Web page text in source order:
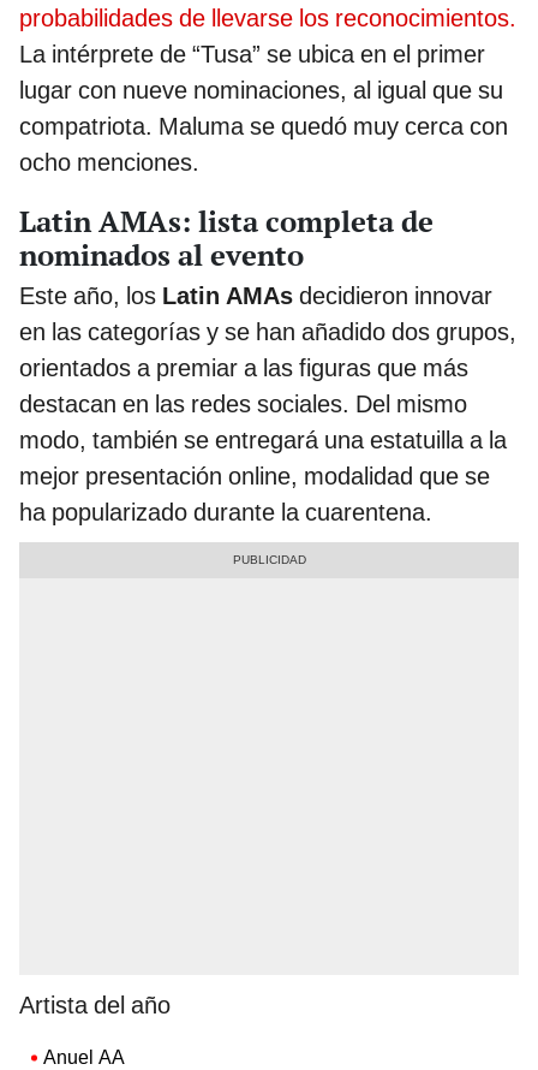
probabilidades de llevarse los reconocimientos.
La intérprete de “Tusa” se ubica en el primer
lugar con nueve nominaciones, al igual que su
compatriota. Maluma se quedó muy cerca con
ocho menciones.
Latin AMAs: lista completa de
nominados al evento
Este año, los Latin AMAs decidieron innovar
en las categorías y se han añadido dos grupos,
orientados a premiar a las figuras que más
destacan en las redes sociales. Del mismo
modo, también se entregará una estatuilla a la
mejor presentación online, modalidad que se
ha popularizado durante la cuarentena.
Artista del año
Anuel AA